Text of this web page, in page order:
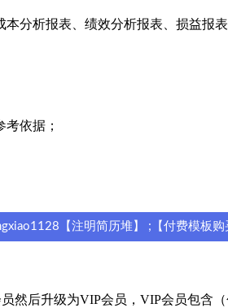
分析报表、绩效分析报表、损益报表
依据；
【注明简历堆】 ;【付费模板购
然后升级为VIP会员，VIP会员包含